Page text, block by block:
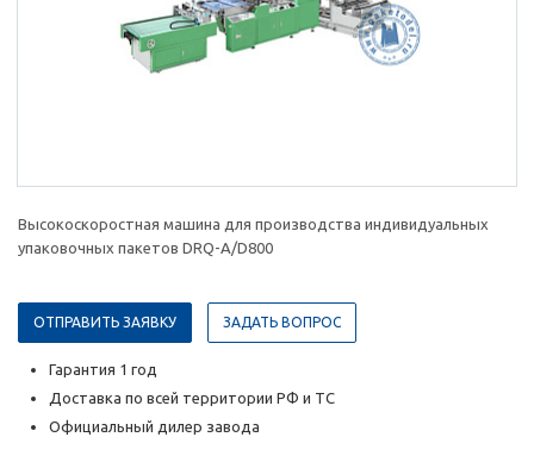
Высокоскоростная машина для производства индивидуальных
упаковочных пакетов DRQ-A/D800
ОТПРАВИТЬ ЗАЯВКУ ЗАДАТЬ ВОПРОС
Гарантия 1 год
Доставка по всей территории РФ и ТС
Официальный дилер завода